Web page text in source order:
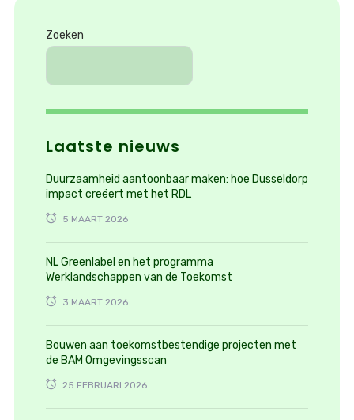
Zoeken
Laatste nieuws
Duurzaamheid aantoonbaar maken: hoe Dusseldorp
impact creëert met het RDL
5 MAART 2026
NL Greenlabel en het programma
Werklandschappen van de Toekomst
3 MAART 2026
Bouwen aan toekomstbestendige projecten met
de BAM Omgevingsscan
25 FEBRUARI 2026